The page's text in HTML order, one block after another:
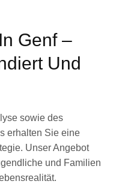
Genf –
Und
sowie des
erhalten Sie eine
Unser Angebot
und Familien